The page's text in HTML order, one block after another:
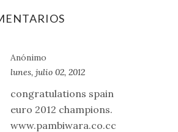
Anónimo
lunes, julio 02, 2012
congratulations spain
euro 2012 champions.
www.pambiwara.co.cc